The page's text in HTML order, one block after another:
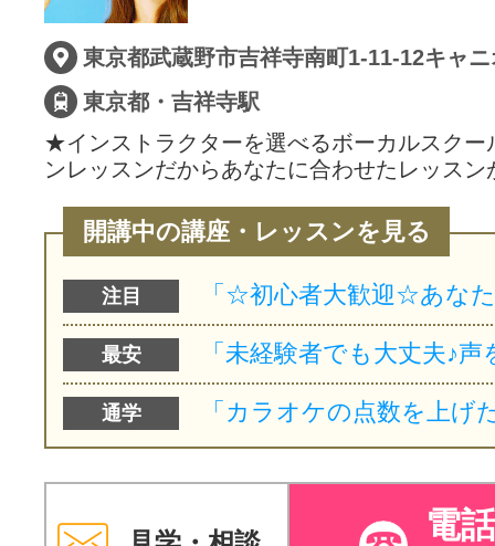
東京都・吉祥寺駅
★インストラクターを選べるボーカルスク
ンレッスンだからあなたに合わせたレッス
開講中の講座・レッスンを見る
注目
最安
通学
電